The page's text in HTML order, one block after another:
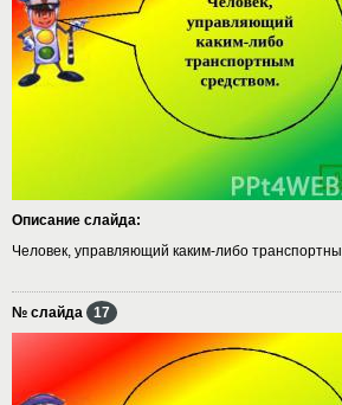
Описание слайда:
Человек, управляющий каким-либо
№ слайда 17